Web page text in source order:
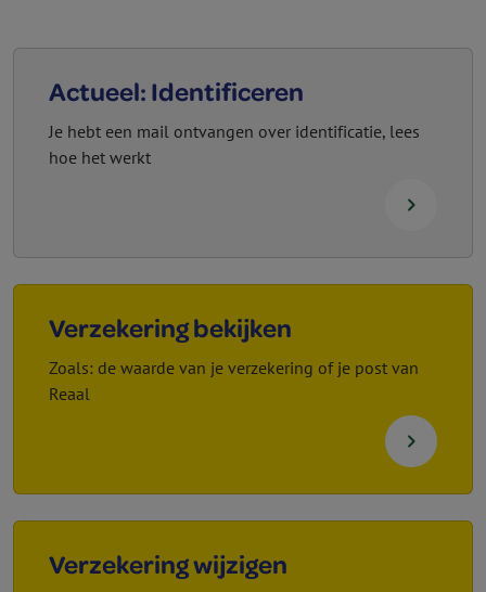
Actueel: Identificeren
Je hebt een mail ontvangen over identificatie, lees
hoe het werkt
navigate_next
Verzekering bekijken
Zoals: de waarde van je verzekering of je post van
Reaal
navigate_next
Verzekering wijzigen